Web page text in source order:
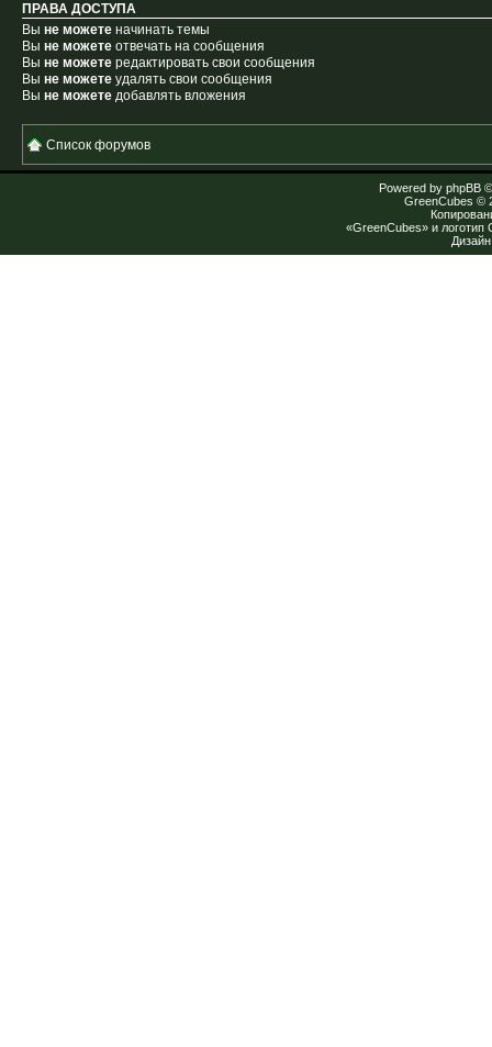
ПРАВА ДОСТУПА
Вы не можете начинать темы
Вы не можете отвечать на сообщения
Вы не можете редактировать свои сообщения
Вы не можете удалять свои сообщения
Вы не можете добавлять вложения
Список форумов
Powered by phpBB
GreenCubes ©
«GreenCubes» и